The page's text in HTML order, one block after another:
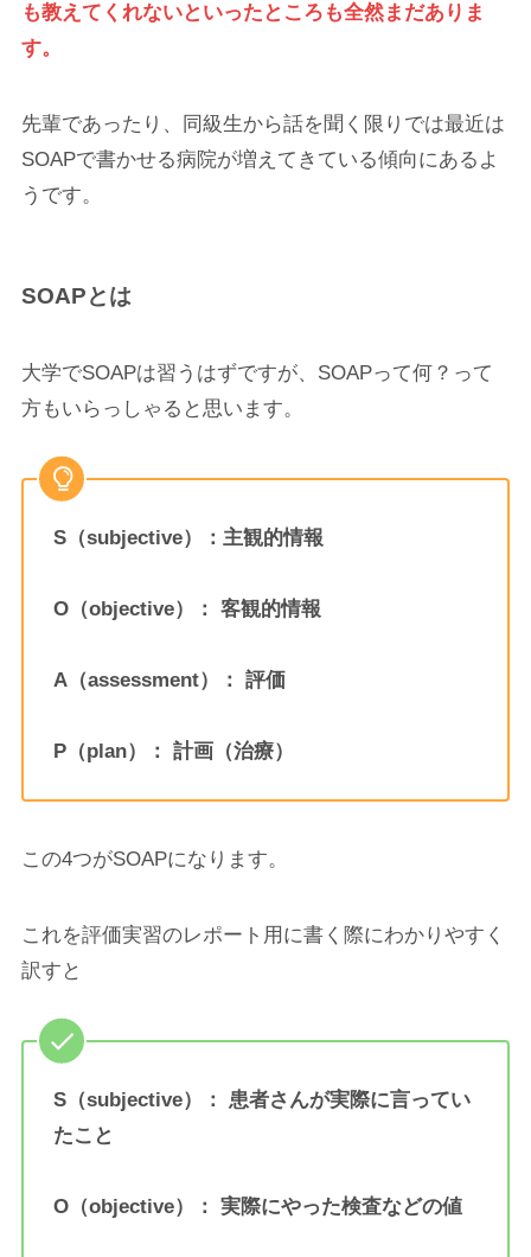
も教えてくれないといったところも全然まだありま
す。
先輩であったり、同級生から話を聞く限りでは最近は
SOAPで書かせる病院が増えてきている傾向にあるよ
うです。
SOAPとは
大学でSOAPは習うはずですが、SOAPって何？って
方もいらっしゃると思います。
S（subjective）：主観的情報
O（objective）： 客観的情報
A（assessment）： 評価
P（plan）： 計画（治療）
この4つがSOAPになります。
これを評価実習のレポート用に書く際にわかりやすく
訳すと
S（subjective）：
患者さんが実際に言ってい
たこと
O（objective）： 実際にやった検査などの値